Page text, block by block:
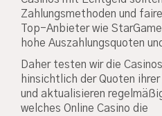
Zahlungsmethoden und
Top-Anbieter wie
hohe Auszahlungsquoten
Daher testen wir die
hinsichtlich der Quoten
und aktualisieren
welches Online Casino die